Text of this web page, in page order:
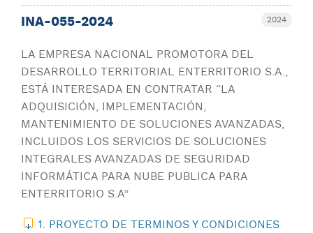
2024
INA-055-2024
LA EMPRESA NACIONAL PROMOTORA DEL
DESARROLLO TERRITORIAL ENTERRITORIO S.A.,
ESTÁ INTERESADA EN CONTRATAR “LA
ADQUISICIÓN, IMPLEMENTACIÓN,
MANTENIMIENTO DE SOLUCIONES AVANZADAS,
INCLUIDOS LOS SERVICIOS DE SOLUCIONES
INTEGRALES AVANZADAS DE SEGURIDAD
INFORMÁTICA PARA NUBE PUBLICA PARA
ENTERRITORIO S.A”
1. PROYECTO DE TERMINOS Y CONDICIONES